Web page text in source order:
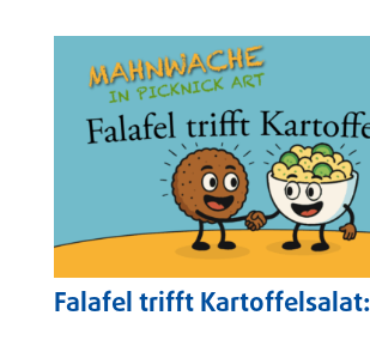
Falafel trifft Kartoffelsalat: